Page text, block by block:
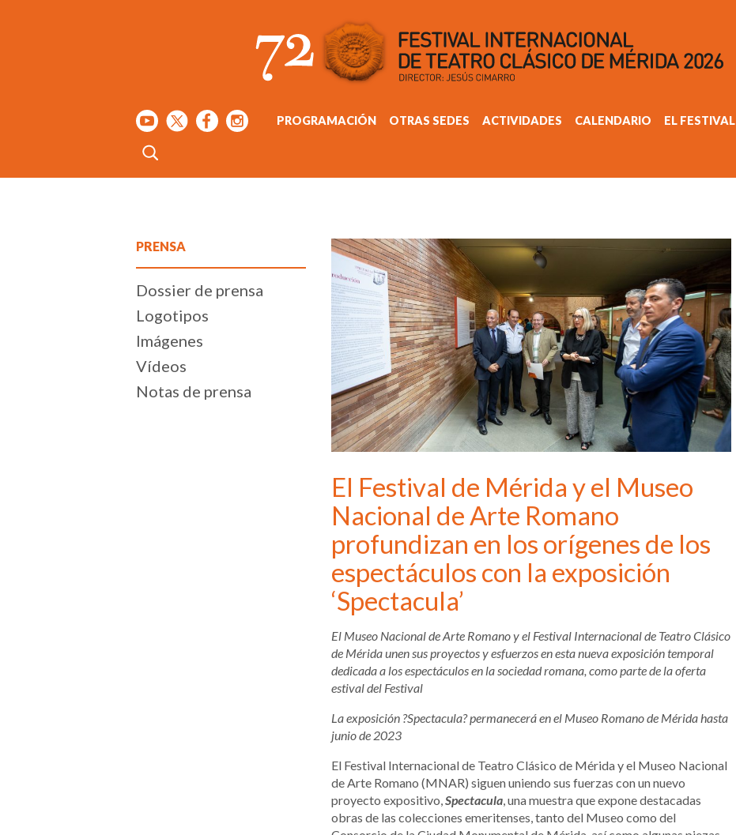
PROGRAMACIÓN OTRAS SEDES ACTIVIDADES CALENDARIO EL FESTIVAL
PRENSA
Dossier de prensa
Logotipos
Imágenes
Vídeos
Notas de prensa
El Festival de Mérida y el Museo
Nacional de Arte Romano
profundizan en los orígenes de los
espectáculos con la exposición
‘Spectacula’
El Museo Nacional de Arte Romano y el Festival Internacional de Teatro Clásico
de Mérida unen sus proyectos y esfuerzos en esta nueva exposición temporal
dedicada a los espectáculos en la sociedad romana, como parte de la oferta
estival del Festival
La exposición ?Spectacula? permanecerá en el Museo Romano de Mérida hasta
junio de 2023
El Festival Internacional de Teatro Clásico de Mérida y el Museo Nacional
de Arte Romano (MNAR) siguen uniendo sus fuerzas con un nuevo
proyecto expositivo,Spectacula, una muestra que expone destacadas
obras de las colecciones emeritenses, tanto del Museo como del